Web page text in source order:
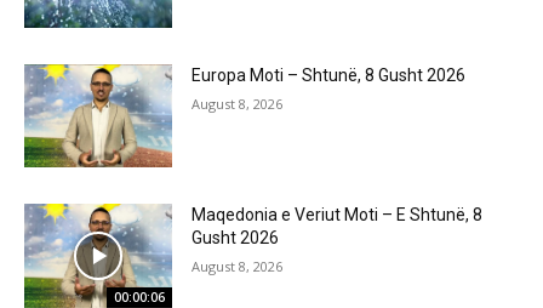
Europa Moti – Shtunë, 8 Gusht 2026
August 8, 2026
00:00:06
Maqedonia e Veriut Moti – E Shtunë, 8
Gusht 2026
August 8, 2026